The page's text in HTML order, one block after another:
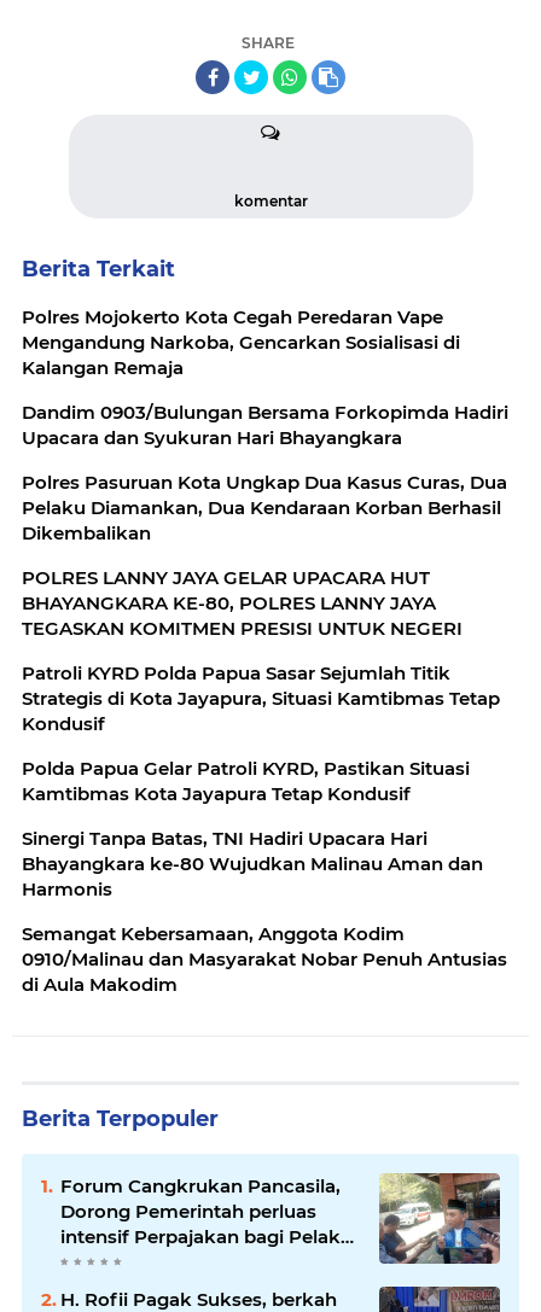
SHARE
komentar
Berita Terkait
Polres Mojokerto Kota Cegah Peredaran Vape
Mengandung Narkoba, Gencarkan Sosialisasi di
Kalangan Remaja
‎Dandim 0903/Bulungan Bersama Forkopimda Hadiri
Polres Pasuruan Kota Ungkap Dua Kasus Curas, Dua
Pelaku Diamankan, Dua Kendaraan Korban Berhasil
Dikembalikan
POLRES LANNY JAYA GELAR UPACARA HUT
BHAYANGKARA KE-80, POLRES LANNY JAYA
TEGASKAN KOMITMEN PRESISI UNTUK NEGERI
Patroli KYRD Polda Papua Sasar Sejumlah Titik
Strategis di Kota Jayapura, Situasi Kamtibmas Tetap
Kondusif
Polda Papua Gelar Patroli KYRD, Pastikan Situasi
Kamtibmas Kota Jayapura Tetap Kondusif
Sinergi Tanpa Batas, TNI Hadiri Upacara Hari
Bhayangkara ke-80 Wujudkan Malinau Aman dan
Harmonis
Semangat Kebersamaan, Anggota Kodim
0910/Malinau dan Masyarakat Nobar Penuh Antusias
di Aula Makodim
Berita Terpopuler
Forum Cangkrukan Pancasila,
Dorong Pemerintah perluas
intensif Perpajakan bagi Pelaku
Usaha UMKM.
H. Rofii Pagak Sukses, berkah